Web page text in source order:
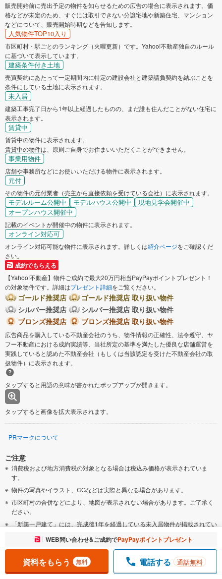
販売開始前に売出予定の物件を知らせるための広告の場合に表示されます。価
格などが未定のため、すぐには取引できない分譲宅地や新築住宅、マンション
などについて、販売開始時期などを告知します。
人気物件TOP10入り
市区町村・駅ごとのランキング（火曜更新）です。Yahoo!不動産独自のルール
に基づいて表示しています。
建築条件付き土地
売買契約にあたって一定期間内に特定の建設会社と建築請負契約を結ぶことを
条件にしている土地に表示されます。
未入居
建築工事完了日から1年以上経過したものの、まだ誰も住んだことがない住宅に
表示されます。
賃貸中
賃貸中の物件に表示されます。
賃貸中の物件は、原則ご自身でお住まいいただくことができません。
事業用物件
店舗や事務所などにお使いいただける物件に表示されます。
元付
その物件の元付業者（売主から直接依頼を受けている会社）に表示されます。
モデルルーム公開中 モデルハウス公開中
現地見学会開催中
オープンハウス開催中
記載のイベントが開催中の物件に表示されます。
オンライン対応可
オンライン対応可能な物件に表示されます。詳しくは紹介ページをご確認くだ
さい。
成約でもらえる
【Yahoo!不動産】物件ご成約で最大20万円相当PayPayポイントプレゼント！
の対象物件です。詳細はプレゼント詳細をご覧ください。
ゴールド推奨店
ゴールド推奨店 取り扱い物件
シルバー推奨店
シルバー推奨店 取り扱い物件
ブロンズ推奨店
ブロンズ推奨店 取り扱い物件
広告商品を購入している不動産会社のうち、物件情報の正確性、法令遵守、ヤ
フー不動産における成約実績等、当社所定の基準を満たした優良な店舗運営を
実践していると認めた不動産会社（もしくは当該認定を受けた不動産会社の取
扱物件）に表示されます。
タップすると用語の意味が書かれたポップアップが開きます。
タップすると画像を拡大表示されます。
PRマークについて
ご注意
消費税および地方消費税の対象となる場合は税込み価格が表示されていま
す。
物件の写真やイラスト、CGなどは実際と異なる場合があります。
市区町村の合併などにより、地図が表示されない場合があります。ご了承く
ださい。
「新築一戸建て」には、完成後1年を経過している未入居物件が掲載されてい
「新築一戸建て」には、販売住戸が複数の物件は、全ての住戸に該当しない
項目もあります。各問い合わせ先にご確認ください。
「建築条件付き土地」の価格には、建物価格は含まれません。
お気に入りに追加しました。 一覧を開く
WEB問い合わせ&ご成約でPayPayポイントプレゼント
資料をもらう 無料 電話する 通話無料